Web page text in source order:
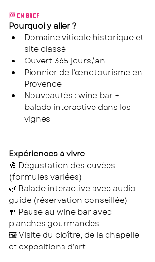
🏁 EN BREF
Pourquoi y aller ?
Domaine viticole historique et
site classé
Ouvert 365 jours/an
Pionnier de l’œnotourisme en
Provence
Nouveautés : wine bar +
balade interactive dans les
vignes
Expériences à vivre
🥂 Dégustation des cuvées
(formules variées)
🌿 Balade interactive avec audio-
guide (réservation conseillée)
🍴 Pause au wine bar avec
planches gourmandes
🖼️ Visite du cloître, de la chapelle
et expositions d’art